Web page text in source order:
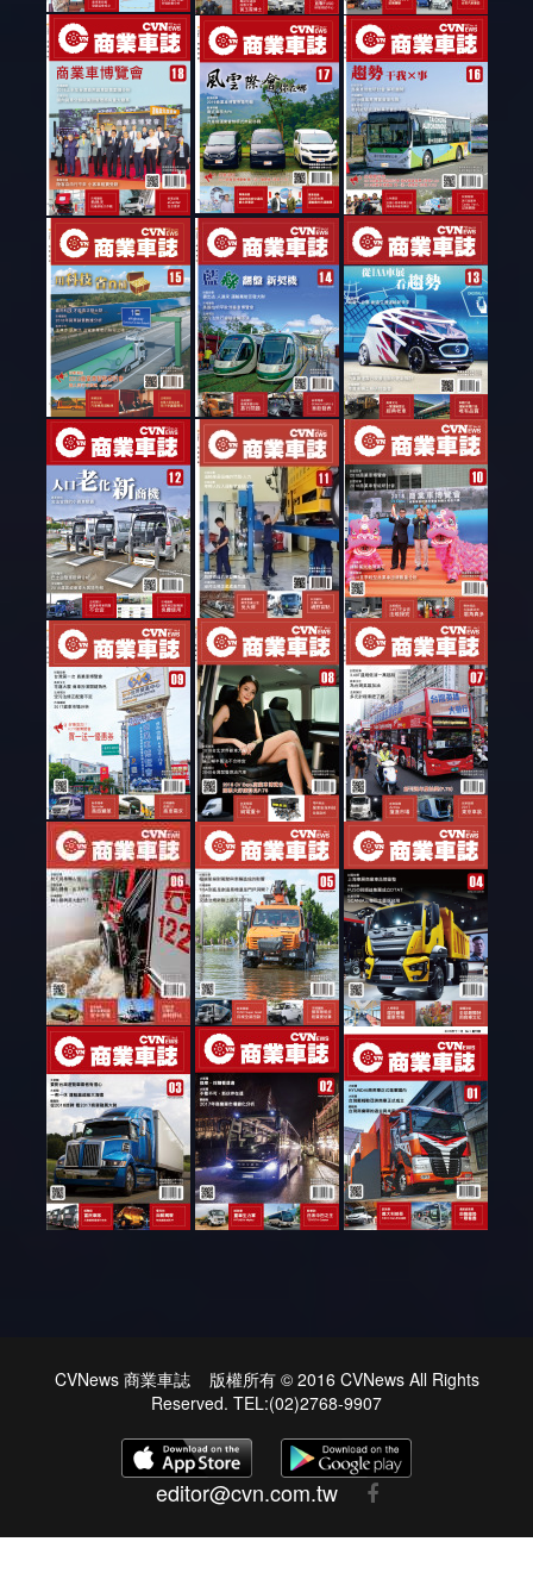
CVNews 商業車誌 版權所有 © 2016 CVNews All Rights
Reserved. TEL:(02)2768-9907
editor@cvn.com.tw